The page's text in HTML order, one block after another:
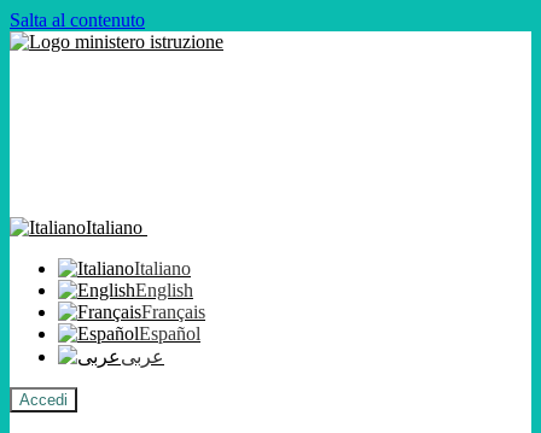
Salta al contenuto
Italiano
Italiano
English
Français
Español
عربى
Accedi